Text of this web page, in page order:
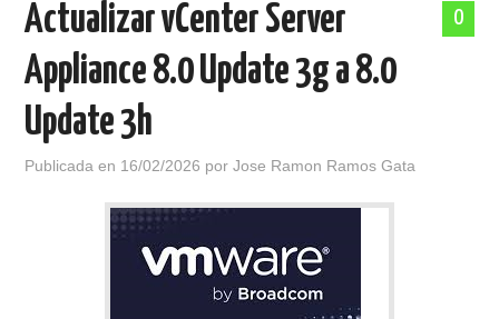
0
Actualizar vCenter Server
Appliance 8.0 Update 3g a 8.0
Update 3h
Publicada en 16/02/2026 porJose Ramon Ramos Gata